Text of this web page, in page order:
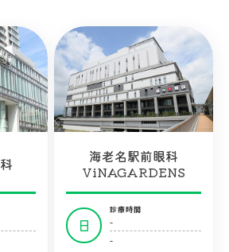
海老名駅前眼科
ViNAGARDENS
日
診療時間
-
-